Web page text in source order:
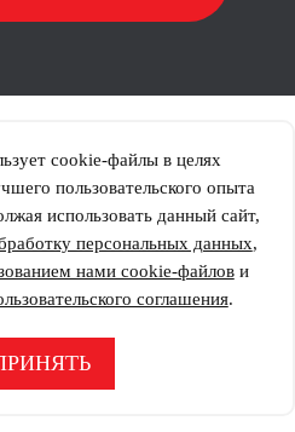
(863) 296-92-41
cookie-файлы в целях
пользовательского опыта
использовать данный сайт,
персональных данных,
нами cookie-файлови
соглашения.